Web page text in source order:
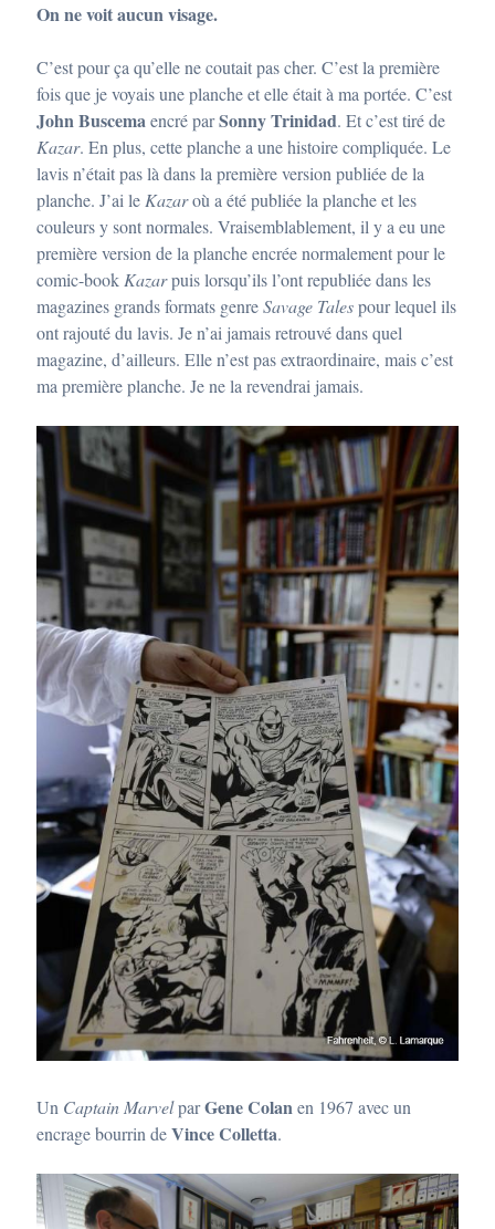
On ne voit aucun visage.
C’est pour ça qu’elle ne coutait pas cher. C’est la première
fois que je voyais une planche et elle était à ma portée. C’est
John Buscemaencré parSonny Trinidad. Et c’est tiré de
Kazar. En plus, cette planche a une histoire compliquée. Le
lavis n’était pas là dans la première version publiée de la
planche. J’ai leKazaroù a été publiée la planche et les
couleurs y sont normales. Vraisemblablement, il y a eu une
première version de la planche encrée normalement pour le
comic-bookKazarpuis lorsqu’ils l’ont republiée dans les
magazines grands formats genreSavage Talespour lequel ils
ont rajouté du lavis. Je n’ai jamais retrouvé dans quel
magazine, d’ailleurs. Elle n’est pas extraordinaire, mais c’est
ma première planche. Je ne la revendrai jamais.
Un Captain MarvelparGene Colan en 1967 avec un
encrage bourrin deVince Colletta.